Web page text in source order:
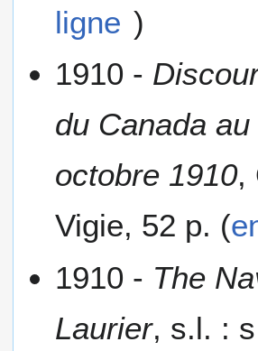
ligne )
1910 -
du Canada
octobre 1910,
Vigie, 52 p. (
1910 - The
Laurier, s.l. :